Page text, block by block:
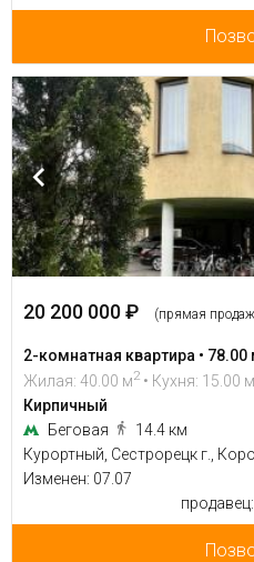
20 200 000 ₽ (прямая
2-комнатная квартира • 78.00
Жилая: 40.00 м2 • Кухня: 15.00 м
Кирпичный
Беговая
14.4 км
Курортный, Сестрорецк г.,
Изменен: 07.07